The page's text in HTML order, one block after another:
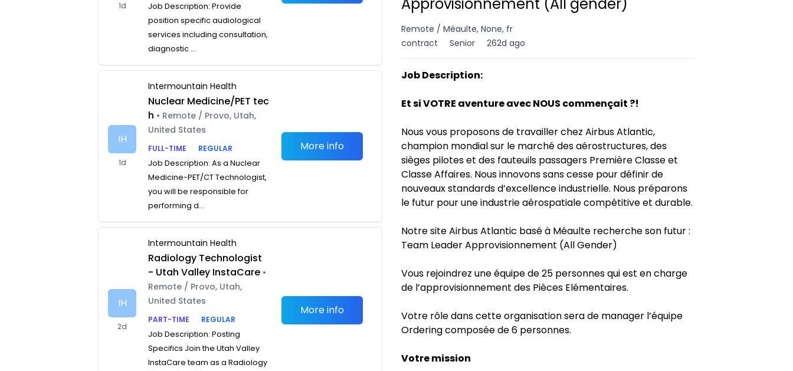
1d
Job Description: Provide
position specific audiological
services including consultation,
diagnostic ...
IH
1d
Intermountain Health
Nuclear Medicine/PET tec
h • Remote / Provo, Utah,
United States
FULL-TIME
REGULAR
Job Description: As a Nuclear
Medicine-PET/CT Technologist,
you will be responsible for
performing d...
More info
IH
2d
Intermountain Health
Radiology Technologist
- Utah Valley InstaCare •
Remote / Provo, Utah,
United States
PART-TIME
REGULAR
Job Description: Posting
Specifics Join the Utah Valley
InstaCare team as a Radiology
More info
Remote / Méaulte, None, fr
contract
Senior 262d ago
Job Description:
Et si VOTRE aventure avec NOUS commençait ?!
Nous vous proposons de travailler chez Airbus Atlantic,
champion mondial sur le marché des aérostructures, des
sièges pilotes et des fauteuils passagers Première Classe et
Classe Affaires. Nous innovons sans cesse pour définir de
nouveaux standards d’excellence industrielle. Nous préparons
le futur pour une industrie aérospatiale compétitive et durable.
Notre site Airbus Atlantic basé à Méaulte recherche son futur :
Team Leader Approvisionnement (All Gender)
Vous rejoindrez une équipe de 25 personnes qui est en charge
de l’approvisionnement des Pièces Elémentaires.
Votre rôle dans cette organisation sera de manager l’équipe
Ordering composée de 6 personnes.
Votre mission